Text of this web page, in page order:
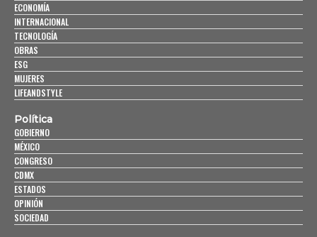
ECONOMÍA
INTERNACIONAL
TECNOLOGÍA
OBRAS
ESG
MUJERES
LIFEANDSTYLE
Política
GOBIERNO
MÉXICO
CONGRESO
CDMX
ESTADOS
OPINIÓN
SOCIEDAD